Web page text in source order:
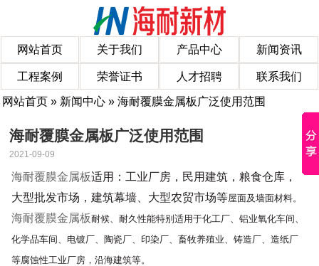
网站首页 关于我们 产品中心 新闻资讯
工程案例 荣誉证书 人才招聘 联系我们
网站首页 » 新闻中心 » 海耐覆膜金属板广泛使用范围
海耐覆膜金属板广泛使用范围
2021-09-09
海耐覆膜金属板适用：工业厂房，民用建筑，粮食仓库，
大型批发市场，建筑幕墙、大型农贸市场等屋面及墙面材料。
海耐覆膜金属板耐候、耐久性能特别适用于化工厂、铝业氧化车间、
化学品车间、电镀厂、陶瓷厂、印染厂、畜牧养殖业、铸造厂、造纸厂
等腐蚀性工业厂房，沿海建筑等。